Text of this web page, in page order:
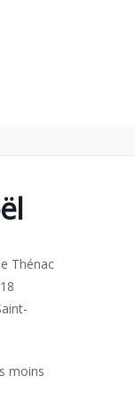
Thénac
moins